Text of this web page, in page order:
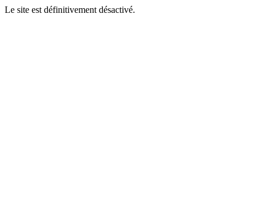
Le site est définitivement désactivé.